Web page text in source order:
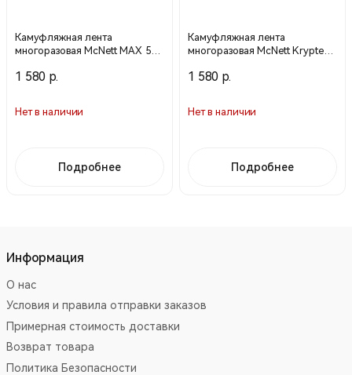
Камуфляжная лента
многоразовая McNett MAX 5
(уп. 6 шт.) 19606
1 580 р.
Нет в наличии
Подробнее
Камуфляжная лента
многоразовая McNett Kryptek
см (уп. 6 шт.) 19550
1 580 р.
Нет в наличии
Подробнее
Информация
О нас
Условия и правила отправки заказов
Примерная стоимость доставки
Возврат товара
Политика Безопасности